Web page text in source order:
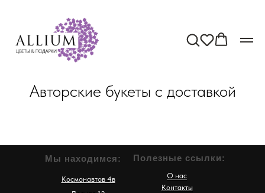
Авторские букеты с доставкой
Полезные ссылки:
Контакты
О нас
Мы находимся:
Космонавтов 4в